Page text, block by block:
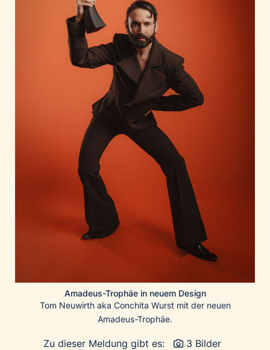
GE HealthCare
Huawei Consumer Business Group
Kroatische Zentrale für Tourismus
List Holding Gruppe
Mondelēz Österreich
Amadeus-Trophäe in neuem Design
Tom Neuwirth aka Conchita Wurst mit der neuen
Amadeus-Trophäe.
Zu dieser Meldung gibt es: 3 Bilder